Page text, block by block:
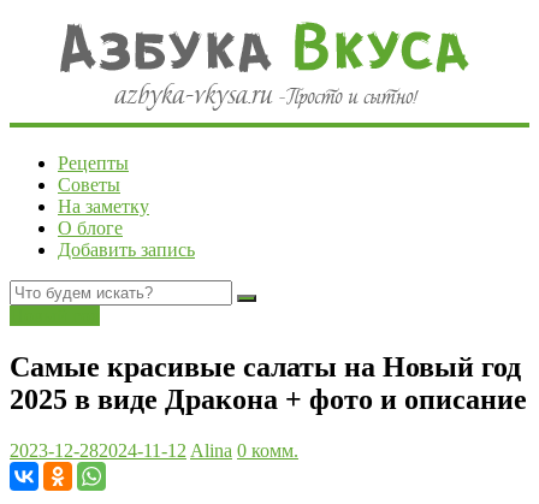
Рецепты
Советы
На заметку
О блоге
Добавить запись
Самые красивые салаты на Новый год
2025 в виде Дракона + фото и описание
2023-12-282024-11-12 Alina 0 комм.